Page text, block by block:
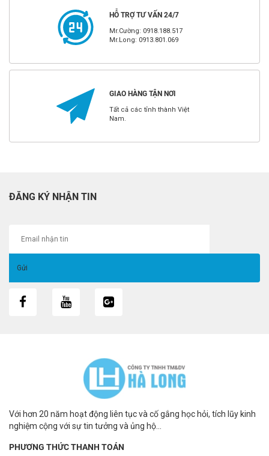
HỖ TRỢ TƯ VẤN 24/7
Mr.Cường: 0918.188.517
Mr.Long: 0913.801.069
GIAO HÀNG TẬN NƠI
Tất cả các tỉnh thành Việt
Nam.
ĐĂNG KÝ NHẬN TIN
Với hơn 20 năm hoạt động liên tục và cố gắng học hỏi, tích lũy kinh
nghiệm cộng với sự tin tưởng và ủng hộ...
PHƯƠNG THỨC THANH TOÁN